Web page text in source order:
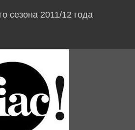
сезона 2011/12 года